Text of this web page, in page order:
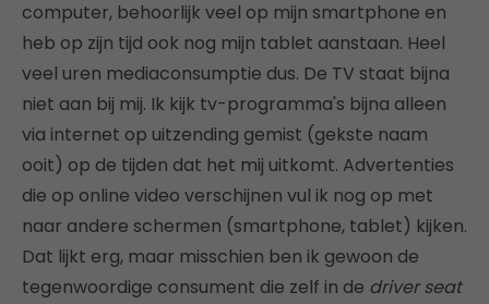
computer, behoorlijk veel op mijn smartphone en
heb op zijn tijd ook nog mijn tablet aanstaan. Heel
veel uren mediaconsumptie dus. De TV staat bijna
niet aan bij mij. Ik kijk tv-programma's bijna alleen
via internet op uitzending gemist (gekste naam
ooit) op de tijden dat het mij uitkomt. Advertenties
die op online video verschijnen vul ik nog op met
naar andere schermen (smartphone, tablet) kijken.
Dat lijkt erg, maar misschien ben ik gewoon de
tegenwoordige consument die zelf in de driver seat